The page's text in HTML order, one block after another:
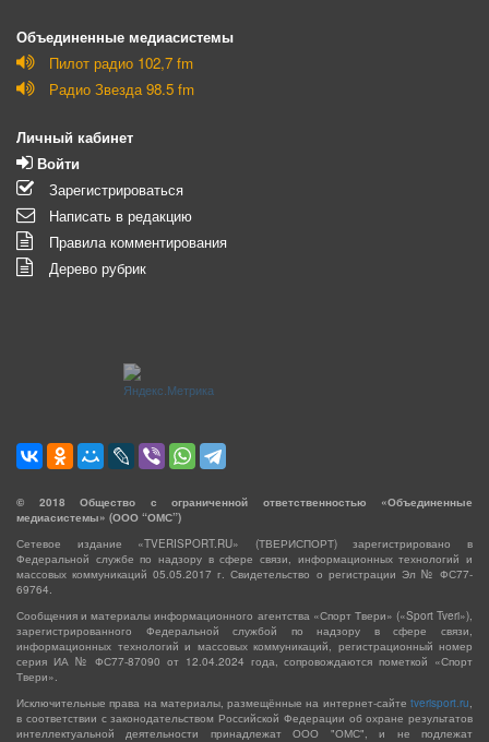
Объединенные медиасистемы
Пилот радио 102,7 fm
Радио Звезда 98.5 fm
Личный кабинет
Войти
Зарегистрироваться
Написать в редакцию
Правила комментирования
Дерево рубрик
© 2018 Общество с ограниченной ответственностью «Объединенные
медиасистемы» (ООО “ОМС”)
Сетевое издание «TVERISPORT.RU» (ТВЕРИСПОРТ) зарегистрировано в
Федеральной службе по надзору в сфере связи, информационных технологий и
массовых коммуникаций 05.05.2017 г. Свидетельство о регистрации Эл № ФС77-
69764.
Сообщения и материалы информационного агентства «Спорт Твери» («Sport Tveri»),
зарегистрированного Федеральной службой по надзору в сфере связи,
информационных технологий и массовых коммуникаций, регистрационный номер
серия ИА № ФС77-87090 от 12.04.2024 года, сопровождаются пометкой «Спорт
Твери».
Исключительные права на материалы, размещённые на интернет-сайте tverisport.ru
в соответствии с законодательством Российской Федерации об охране результатов
интеллектуальной деятельности принадлежат ООО "ОМС", и не подлежат